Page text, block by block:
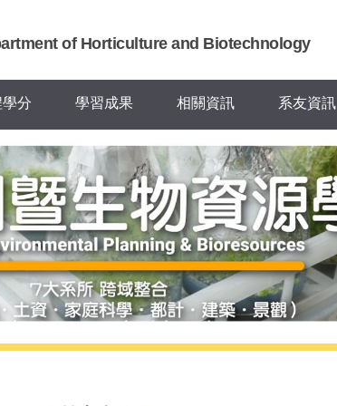
of Horticulture and Biotechnology
分 學習成果 相關資訊 系友資訊